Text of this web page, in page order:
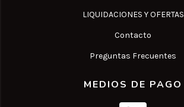
LIQUIDACIONES Y OFERTAS
Contacto
Preguntas Frecuentes
MEDIOS DE PAGO